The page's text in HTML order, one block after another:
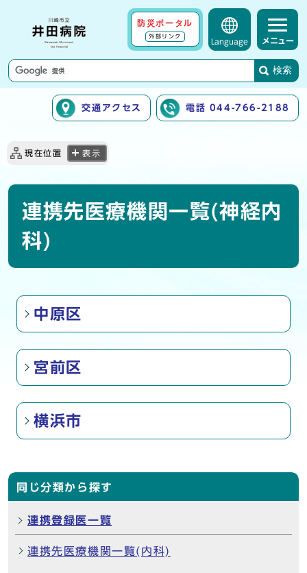
防災ポータル
外部リンク
Language メニュー
検索
交通アクセス 電話 044-766-2188
現在位置 表示
連携先医療機関一覧(神経内
科)
中原区
宮前区
横浜市
同じ分類から探す
連携登録医一覧
連携先医療機関一覧(内科)